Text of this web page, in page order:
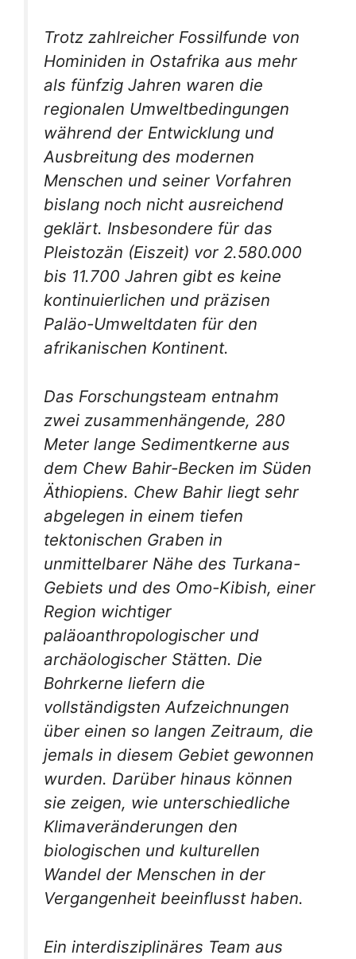
Trotz zahlreicher Fossilfunde von
Hominiden in Ostafrika aus mehr
als fünfzig Jahren waren die
regionalen Umweltbedingungen
während der Entwicklung und
Ausbreitung des modernen
Menschen und seiner Vorfahren
bislang noch nicht ausreichend
geklärt. Insbesondere für das
Pleistozän (Eiszeit) vor 2.580.000
bis 11.700 Jahren gibt es keine
kontinuierlichen und präzisen
Paläo-Umweltdaten für den
afrikanischen Kontinent.
Das Forschungsteam entnahm
zwei zusammenhängende, 280
Meter lange Sedimentkerne aus
dem Chew Bahir-Becken im Süden
Äthiopiens. Chew Bahir liegt sehr
abgelegen in einem tiefen
tektonischen Graben in
unmittelbarer Nähe des Turkana-
Gebiets und des Omo-Kibish, einer
Region wichtiger
paläoanthropologischer und
archäologischer Stätten. Die
Bohrkerne liefern die
vollständigsten Aufzeichnungen
über einen so langen Zeitraum, die
jemals in diesem Gebiet gewonnen
wurden. Darüber hinaus können
sie zeigen, wie unterschiedliche
Klimaveränderungen den
biologischen und kulturellen
Wandel der Menschen in der
Vergangenheit beeinflusst haben.
Ein interdisziplinäres Team aus